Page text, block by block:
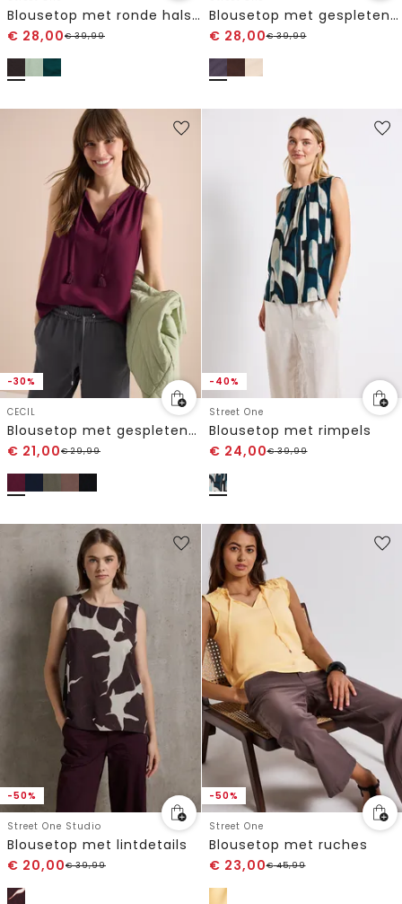
Blousetop met ronde hals in linnenmix
€ 28,00€39,99
Blousetop met gespleten hals en shiffley-details
€ 28,00€39,99
-30%
CECIL
Blousetop met gespleten hals en linten
€ 21,00€29,99
-40%
Street One
Blousetop met rimpels
€ 24,00€39,99
-50%
Street One Studio
Blousetop met lintdetails
€ 20,00€39,99
-50%
Street One
Blousetop met ruches
€ 23,00€45,99